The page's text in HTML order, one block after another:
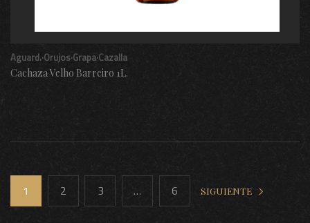
Aguard.·Orujos·Grapa·Cazalla
Cachaza Velho Barreiro 1L.
1 2 3 … 6 SIGUIENTE